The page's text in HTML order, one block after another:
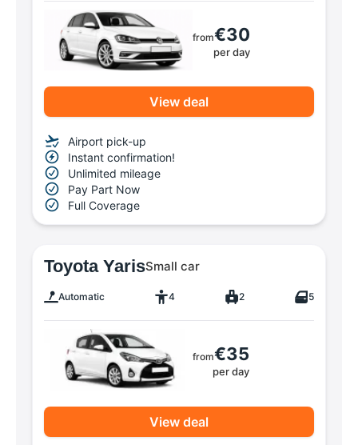
from€30
per day
View deal
Airport pick-up
Instant confirmation!
Unlimited mileage
Pay Part Now
Full Coverage
Toyota YarisSmall car
Automatic 4 2 5
from€35
per day
View deal